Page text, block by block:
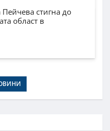
стигна до
област в